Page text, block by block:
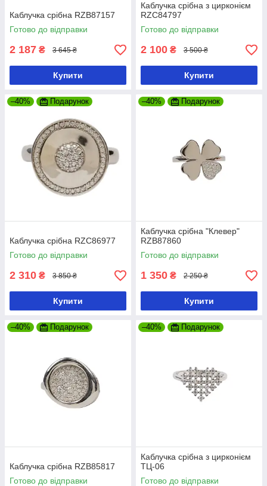
Каблучка срібна RZB87157
Готово до відправки
2 187 ₴ 3 645 ₴
Купити
Каблучка срібна з цирконієм
RZC84797
Готово до відправки
2 100 ₴ 3 500 ₴
Купити
–40% Подарунок
Каблучка срібна RZC86977
Готово до відправки
2 310 ₴ 3 850 ₴
Купити
–40% Подарунок
Каблучка срібна "Клевер"
RZB87860
Готово до відправки
1 350 ₴ 2 250 ₴
Купити
–40% Подарунок
Каблучка срібна RZB85817
Готово до відправки
–40% Подарунок
Каблучка срібна з цирконієм
ТЦ-06
Готово до відправки